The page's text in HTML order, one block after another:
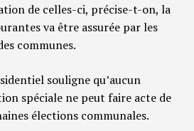
de celles-ci, précise-t-on, la
va être assurée par les
communes.
souligne qu’aucun
spéciale ne peut faire acte de
élections communales.